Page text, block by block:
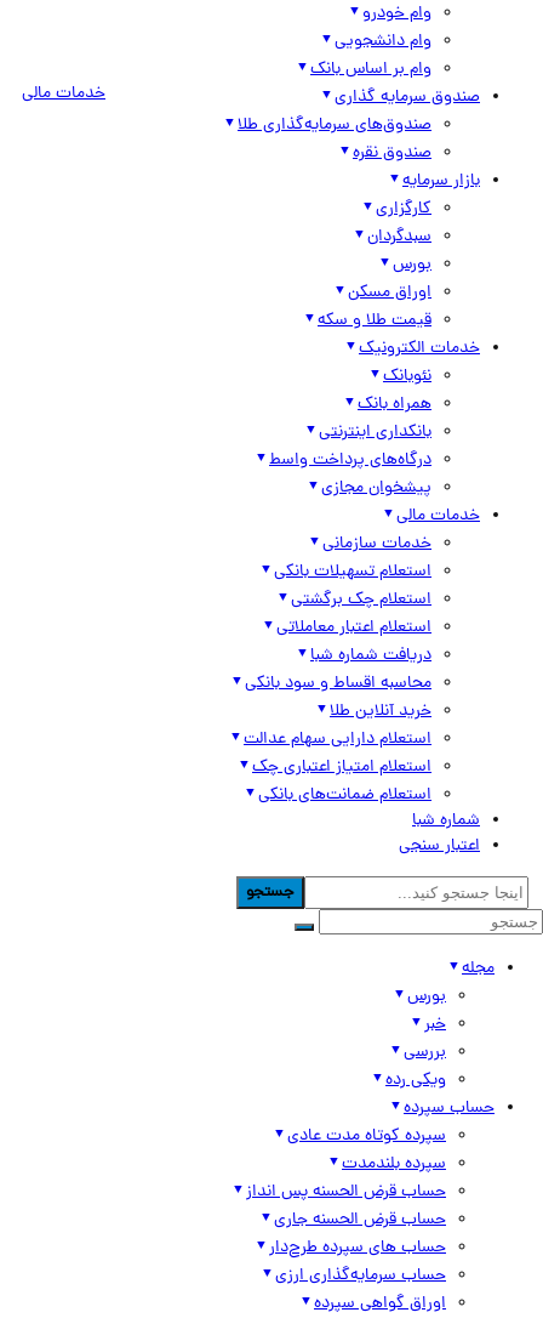
وام خودرو
وام دانشجویی
وام بر اساس بانک
صندوق سرمایه گذاری
صندوق‌های سرمایه‌گذاری طلا
صندوق نقره
بازار سرمایه
کارگزاری
سبدگردان
بورس
اوراق مسکن
قیمت طلا و سکه
خدمات الکترونیک
نئوبانک
همراه بانک
بانکداری اینترنتی
درگاه‌های پرداخت واسط
پیشخوان مجازی
خدمات مالی
خدمات سازمانی
استعلام تسهیلات بانکی
استعلام چک برگشتی
استعلام اعتبار معاملاتی
دریافت شماره شبا
محاسبه اقساط و سود بانکی
خرید آنلاین طلا
استعلام دارایی سهام عدالت
استعلام امتیاز اعتباری چک
استعلام ضمانت‌های بانکی
شماره شبا
اعتبار سنجی
خدمات مالی
جستجو
مجله
بورس
خبر
بررسی
ویکی رده
حساب سپرده
سپرده کوتاه مدت عادی
سپرده بلندمدت
حساب قرض الحسنه پس انداز
حساب قرض الحسنه جاری
حساب های سپرده طرح‌دار
حساب سرمایه‌گذاری ارزی
اوراق گواهی سپرده